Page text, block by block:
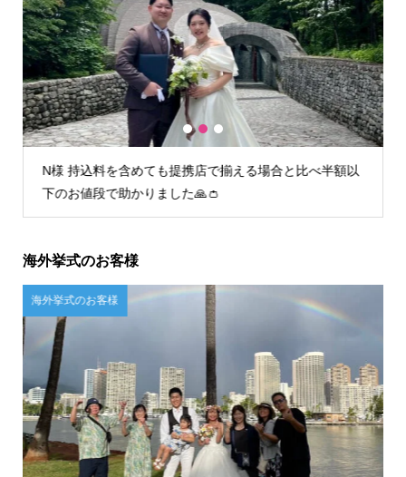
I様 初回フィッティング時からとても丁寧な接客で安心
してお任せすることができました。
1 2 3
海外挙式のお客様
ご自宅試着のお客様